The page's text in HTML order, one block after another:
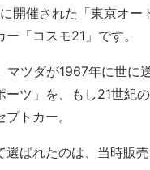
開催された「東京オー
「コスモ21」です。
ツダが1967年に世に
ーツ」を、もし21世紀
トカー。
ばれたのは、当時販